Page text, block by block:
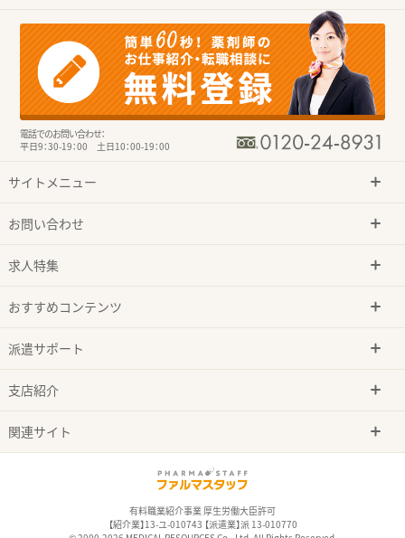
電話でのお問い合わせ：
平日9：30-19：00 土日10：00-19：00
サイトメニュー
お問い合わせ
求人特集
おすすめコンテンツ
派遣サポート
支店紹介
関連サイト
有料職業紹介事業 厚生労働大臣許可
【紹介業】13-ユ-010743 【派遣業】派 13-010770